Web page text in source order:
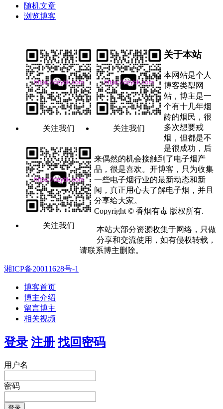
随机文章
浏览博客
关注我们 关注我们
关注我们
关于本站
本网站是个人
博客类型网
站，博主是一
个有十几年烟
龄的烟民，很
多次想要戒
烟，但都是不
是很成功，后
来偶然的机会接触到了电子烟产
品，很是喜欢。开博客，只为收集
一些电子烟行业的最新动态和新
闻，真正用心去了解电子烟，并且
分享给大家。
Copyright © 香烟有毒 版权所有.
本站大部分资源收集于网络，只做
分享和交流使用，如有侵权转载，
请联系博主删除。
湘ICP备20011628号-1
博客首页
博主介绍
留言博主
相关视频
登录 注册 找回密码
用户名
密码